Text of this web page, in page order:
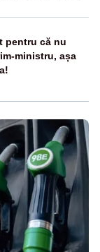
pentru că nu
ministru, așa